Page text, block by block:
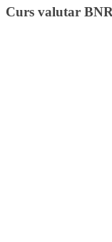
Curs valutar BNR